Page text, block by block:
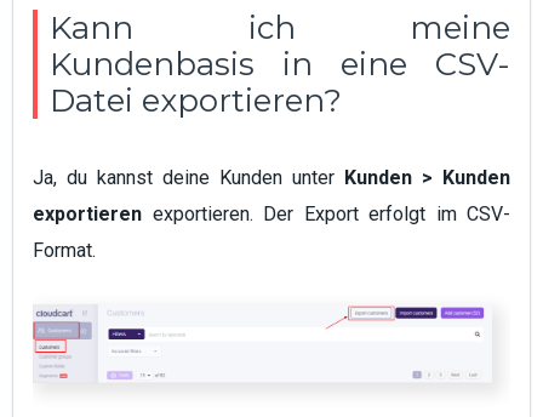
Kann ich meine
Kundenbasis in eine CSV-
Datei exportieren?
Ja, du kannst deine Kunden unter Kunden > Kunden
exportieren exportieren. Der Export erfolgt im CSV-
Format.